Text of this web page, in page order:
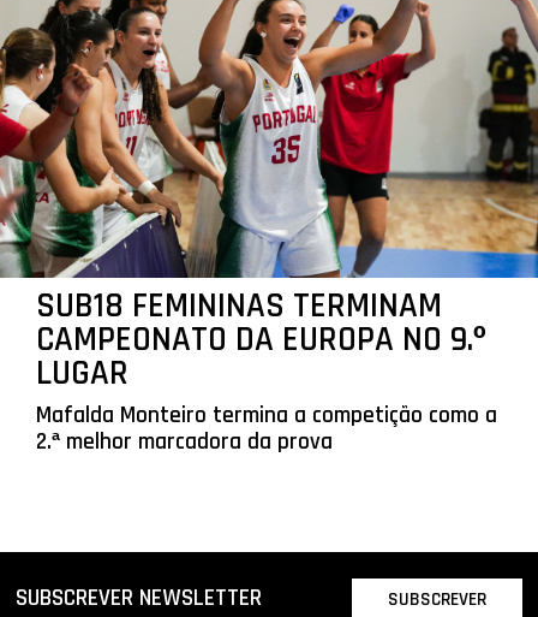
SUB18 FEMININAS TERMINAM
CAMPEONATO DA EUROPA NO 9.º
LUGAR
Mafalda Monteiro termina a competição como a
2.ª melhor marcadora da prova
SUBSCREVER NEWSLETTER SUBSCREVER